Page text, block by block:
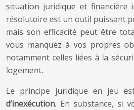
situation juridique et financière
résolutoire est un outil puissant
mais son efficacité peut être
vous manquez à vos propres
notamment celles liées à la
logement.
Le principe juridique en jeu
d’inexécution. En substance, si